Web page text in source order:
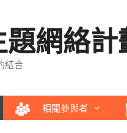
網絡
結合
相關參與者